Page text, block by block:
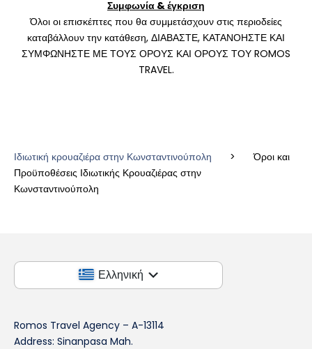
Συμφωνία & έγκριση
Όλοι οι επισκέπτες που θα συμμετάσχουν στις περιοδείες
καταβάλλουν την κατάθεση, ΔΙΑΒΑΣΤΕ, ΚΑΤΑΝΟΗΣΤΕ ΚΑΙ
ΣΥΜΦΩΝΗΣΤΕ ΜΕ ΤΟΥΣ ΟΡΟΥΣ ΚΑΙ ΟΡΟΥΣ ΤΟΥ ROMOS
TRAVEL.
Ιδιωτική κρουαζιέρα στην Κωνσταντινούπολη >
Όροι και
Προϋποθέσεις Ιδιωτικής Κρουαζιέρας στην
Κωνσταντινούπολη
Ελληνική
Romos Travel Agency – A-13114
Address: Sinanpasa Mah.